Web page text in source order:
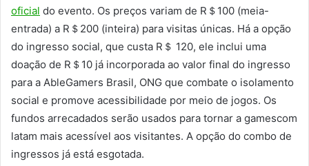
oficial do evento. Os preços variam de R＄100 (meia-
entrada) a R＄200 (inteira) para visitas únicas. Há a opção
do ingresso social, que custa R＄ 120, ele inclui uma
doação de R＄10 já incorporada ao valor final do ingresso
para a AbleGamers Brasil, ONG que combate o isolamento
social e promove acessibilidade por meio de jogos. Os
fundos arrecadados serão usados para tornar a gamescom
latam mais acessível aos visitantes. A opção do combo de
ingressos já está esgotada.